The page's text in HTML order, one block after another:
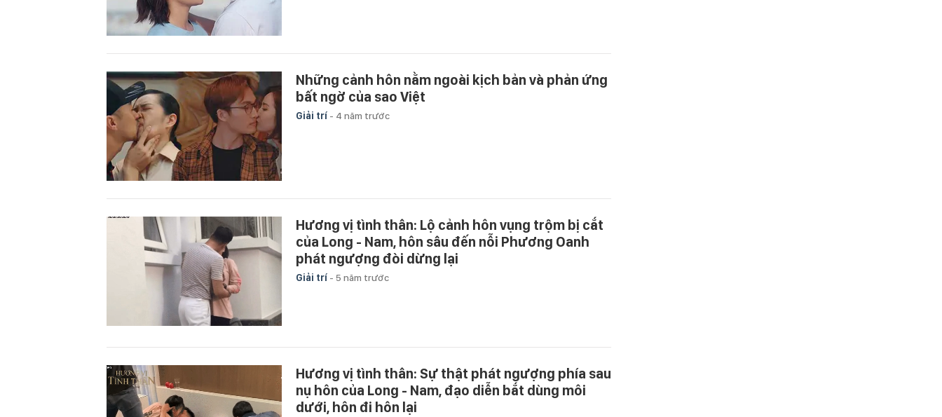
Những cảnh hôn nằm ngoài kịch bản và phản ứng
bất ngờ của sao Việt
Giải trí - 4 năm trước
Hương vị tình thân: Lộ cảnh hôn vụng trộm bị cắt
của Long - Nam, hôn sâu đến nỗi Phương Oanh
phát ngượng đòi dừng lại
Giải trí - 5 năm trước
Hương vị tình thân: Sự thật phát ngượng phía sau
nụ hôn của Long - Nam, đạo diễn bắt dùng môi
dưới, hôn đi hôn lại